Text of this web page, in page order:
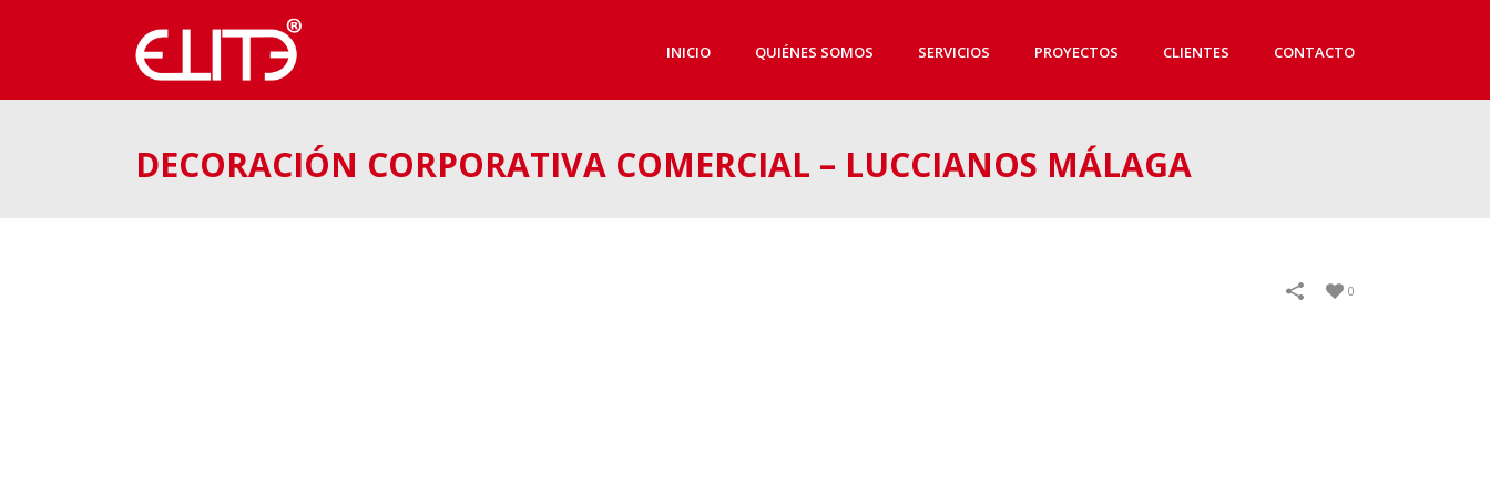
INICIO QUIÉNES SOMOS SERVICIOS PROYECTOS CLIENTES CONTACTO
DECORACIÓN CORPORATIVA COMERCIAL – LUCCIANOS MÁLAGA
0